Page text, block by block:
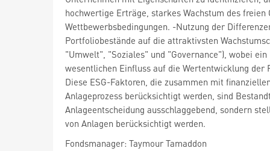
hochwertige Erträge, starkes Wachstum des
Wettbewerbsbedingungen. -Nutzung der
Portfoliobestände auf die attraktivsten
"Umwelt", "Soziales" und "Governance"), wobei
wesentlichen Einfluss auf die Wertentwicklung
Diese ESG-Faktoren, die zusammen mit
Anlageprozess berücksichtigt werden, sind
Anlageentscheidung ausschlaggebend, sondern
von Anlagen berücksichtigt werden.
Fondsmanager: Taymour Tamaddon